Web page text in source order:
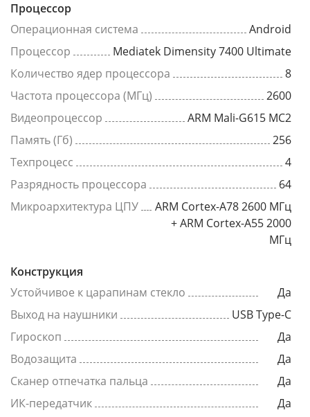
Процессор
Операционная система
Android
Процессор
Mediatek Dimensity 7400 Ultimate
Количество ядер процессора
8
Частота процессора (МГц)
2600
Видеопроцессор
ARM Mali-G615 MC2
Память (Гб)
256
Техпроцесс
4
Разрядность процессора
64
Микроархитектура ЦПУ
ARM Cortex-A78 2600 МГц
+ ARM Cortex-A55 2000
МГц
Конструкция
Устойчивое к царапинам стекло
Да
Выход на наушники
USB Type-C
Гироскоп
Да
Водозащита
Да
Сканер отпечатка пальца
Да
ИК-передатчик
Да